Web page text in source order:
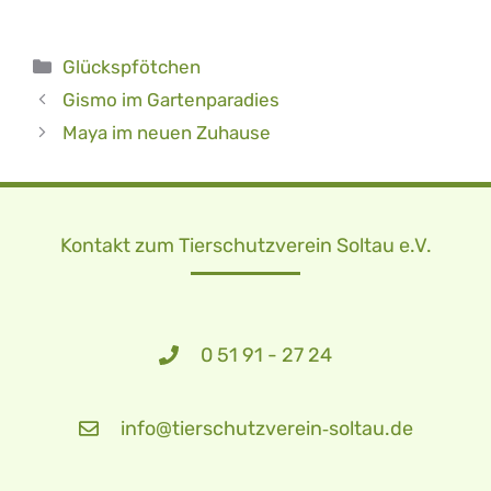
Kategorien
Glückspfötchen
Gismo im Gartenparadies
Maya im neuen Zuhause
Kontakt zum Tierschutzverein Soltau e.V.
0 51 91 - 27 24
info@tierschutzverein‑soltau.de